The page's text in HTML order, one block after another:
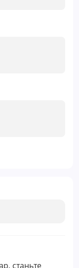
станьте